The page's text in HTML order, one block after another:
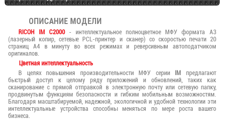
ОПИСАНИЕ МОДЕЛИ
RICOH IM C2000- интеллектуальное полноцветное МФУ формата А3
(лазерный копир, сетевые PCL-принтер и сканер) со скоростью печати 20
страниц А4 в минуту во всех режимах и реверсивным автоподатчиком
оригиналов.
Цветная интеллектуальность
В целях повышения производительности МФУ серии IM предлагают
быстрый доступ к целому ряду приложений и обновлений, таких как
сканирование с прямой отправкой в электронную почту или сетевую папку,
продвинутым функциям безопасности и гибким мобильным возможностям.
Благодаря масштабируемой, надежной, экологичной и удобной технологии эти
интеллектуальные устройства способны меняться по мере роста вашего
бизнеса.